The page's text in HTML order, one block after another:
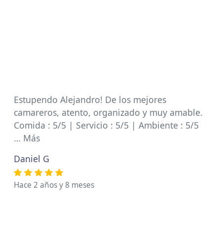
Estupendo Alejandro! De los mejores
camareros, atento, organizado y muy amable.
Comida : 5/5 | Servicio : 5/5 | Ambiente : 5/5
… Más
Daniel G
Hace 2 años y 8 meses